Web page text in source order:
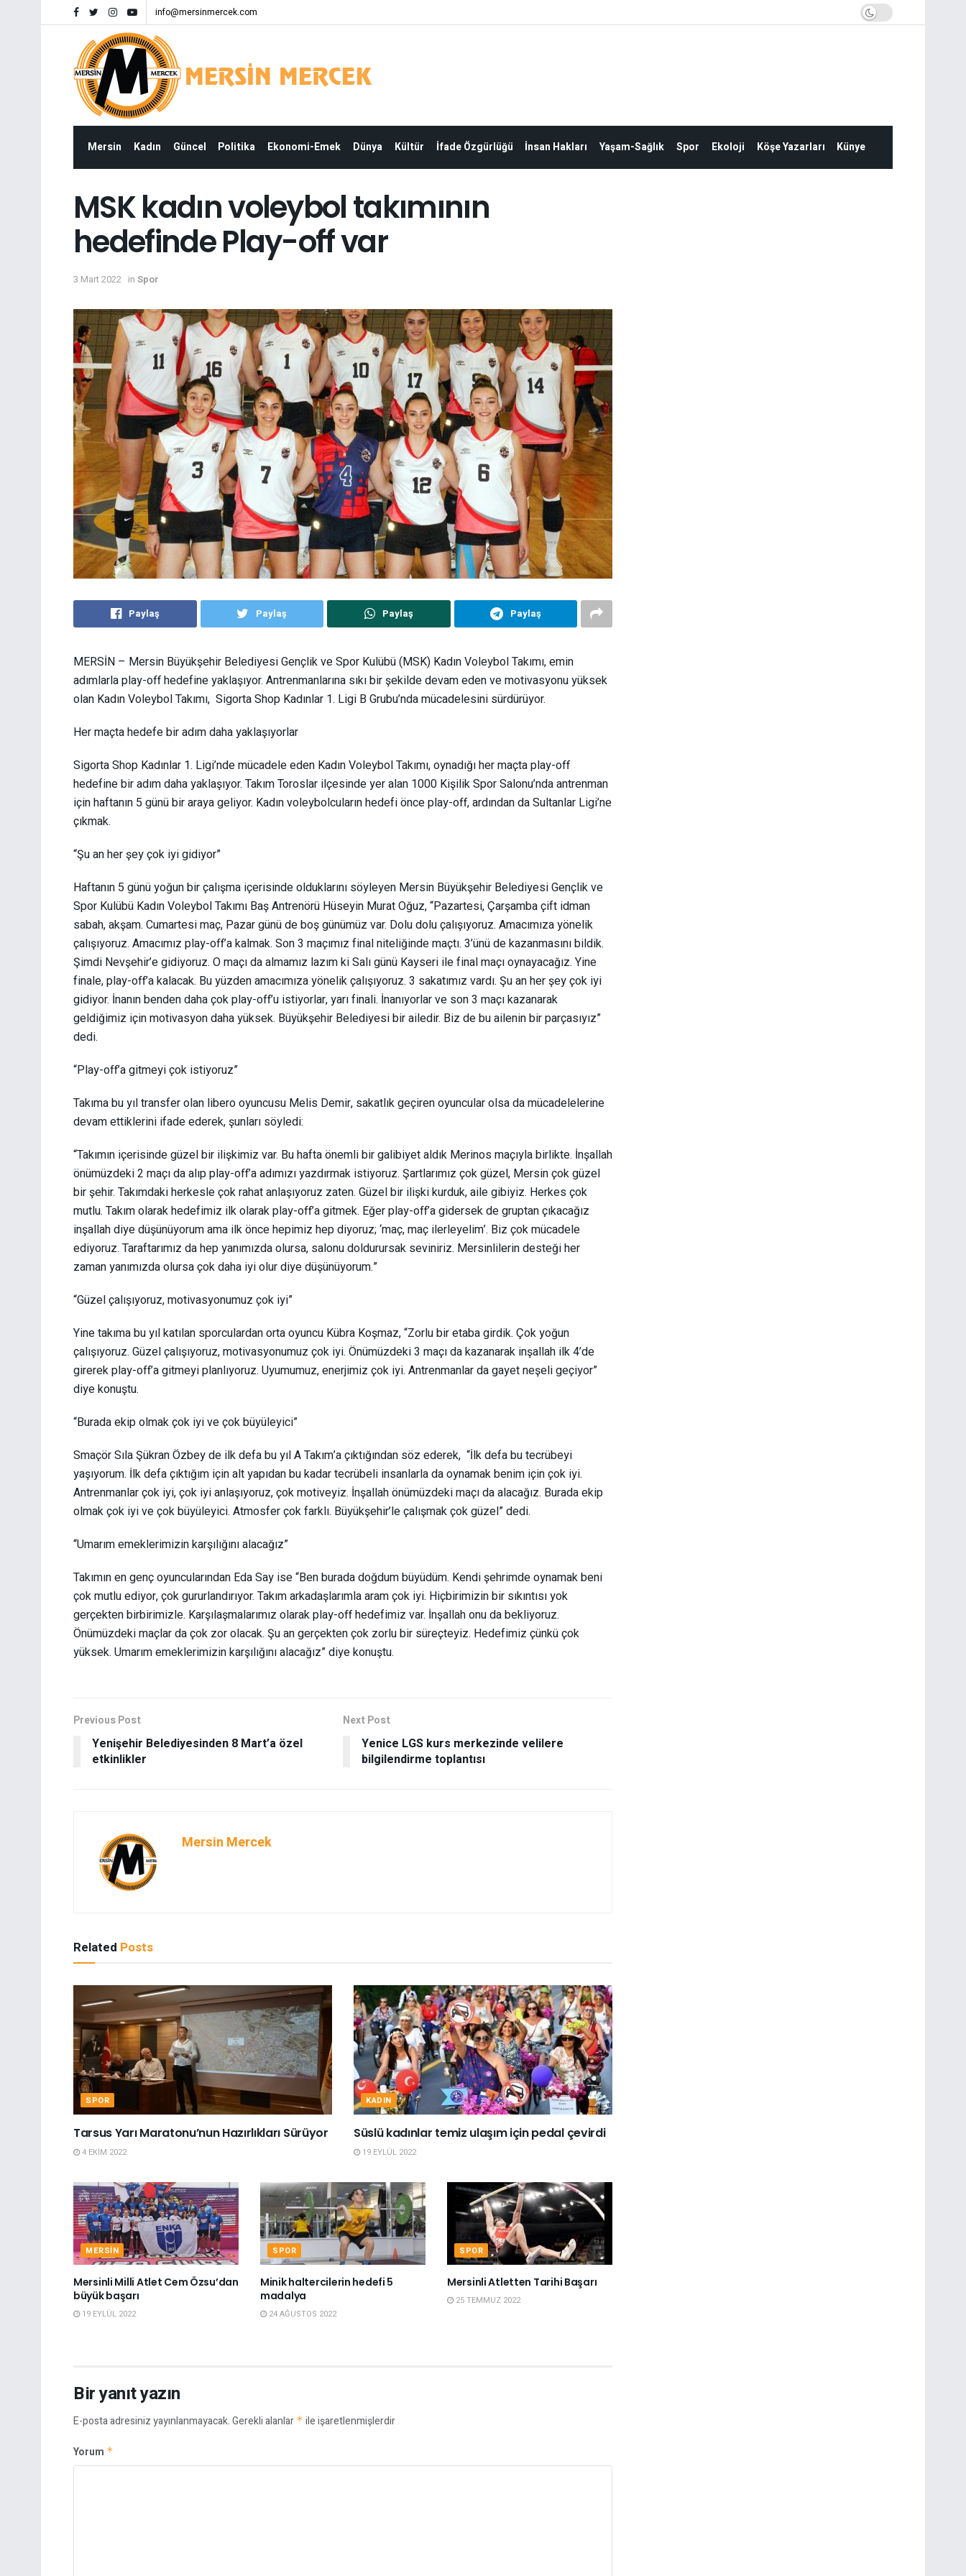
info@mersinmercek.com
Mersin Kadın Güncel Politika Ekonomi-Emek Dünya Kültür İfade Özgürlüğü İnsan Hakları Yaşam-Sağlık Spor Ekoloji Köşe Yazarları Künye
MSK kadın voleybol takımının
hedefinde Play-off var
3 Mart 2022 in Spor
Paylaş Paylaş Paylaş Paylaş
MERSİN – Mersin Büyükşehir Belediyesi Gençlik ve Spor Kulübü (MSK) Kadın Voleybol Takımı, emin
adımlarla play-off hedefine yaklaşıyor. Antrenmanlarına sıkı bir şekilde devam eden ve motivasyonu yüksek
olan Kadın Voleybol Takımı, Sigorta Shop Kadınlar 1. Ligi B Grubu’nda mücadelesini sürdürüyor.
Her maçta hedefe bir adım daha yaklaşıyorlar
Sigorta Shop Kadınlar 1. Ligi’nde mücadele eden Kadın Voleybol Takımı, oynadığı her maçta play-off
hedefine bir adım daha yaklaşıyor. Takım Toroslar ilçesinde yer alan 1000 Kişilik Spor Salonu’nda antrenman
için haftanın 5 günü bir araya geliyor. Kadın voleybolcuların hedefi önce play-off, ardından da Sultanlar Ligi’ne
çıkmak.
“Şu an her şey çok iyi gidiyor”
Haftanın 5 günü yoğun bir çalışma içerisinde olduklarını söyleyen Mersin Büyükşehir Belediyesi Gençlik ve
Spor Kulübü Kadın Voleybol Takımı Baş Antrenörü Hüseyin Murat Oğuz, “Pazartesi, Çarşamba çift idman
sabah, akşam. Cumartesi maç, Pazar günü de boş günümüz var. Dolu dolu çalışıyoruz. Amacımıza yönelik
çalışıyoruz. Amacımız play-off’a kalmak. Son 3 maçımız final niteliğinde maçtı. 3’ünü de kazanmasını bildik.
Şimdi Nevşehir’e gidiyoruz. O maçı da almamız lazım ki Salı günü Kayseri ile final maçı oynayacağız. Yine
finale, play-off’a kalacak. Bu yüzden amacımıza yönelik çalışıyoruz. 3 sakatımız vardı. Şu an her şey çok iyi
gidiyor. İnanın benden daha çok play-off’u istiyorlar, yarı finali. İnanıyorlar ve son 3 maçı kazanarak
geldiğimiz için motivasyon daha yüksek. Büyükşehir Belediyesi bir ailedir. Biz de bu ailenin bir parçasıyız”
dedi.
“Play-off’a gitmeyi çok istiyoruz”
Takıma bu yıl transfer olan libero oyuncusu Melis Demir, sakatlık geçiren oyuncular olsa da mücadelelerine
devam ettiklerini ifade ederek, şunları söyledi:
“Takımın içerisinde güzel bir ilişkimiz var. Bu hafta önemli bir galibiyet aldık Merinos maçıyla birlikte. İnşallah
önümüzdeki 2 maçı da alıp play-off’a adımızı yazdırmak istiyoruz. Şartlarımız çok güzel, Mersin çok güzel
bir şehir. Takımdaki herkesle çok rahat anlaşıyoruz zaten. Güzel bir ilişki kurduk, aile gibiyiz. Herkes çok
mutlu. Takım olarak hedefimiz ilk olarak play-off’a gitmek. Eğer play-off’a gidersek de gruptan çıkacağız
inşallah diye düşünüyorum ama ilk önce hepimiz hep diyoruz; ‘maç, maç ilerleyelim’. Biz çok mücadele
ediyoruz. Taraftarımız da hep yanımızda olursa, salonu doldurursak seviniriz. Mersinlilerin desteği her
zaman yanımızda olursa çok daha iyi olur diye düşünüyorum.”
“Güzel çalışıyoruz, motivasyonumuz çok iyi”
Yine takıma bu yıl katılan sporculardan orta oyuncu Kübra Koşmaz, “Zorlu bir etaba girdik. Çok yoğun
çalışıyoruz. Güzel çalışıyoruz, motivasyonumuz çok iyi. Önümüzdeki 3 maçı da kazanarak inşallah ilk 4’de
girerek play-off’a gitmeyi planlıyoruz. Uyumumuz, enerjimiz çok iyi. Antrenmanlar da gayet neşeli geçiyor”
diye konuştu.
“Burada ekip olmak çok iyi ve çok büyüleyici”
Smaçör Sıla Şükran Özbey de ilk defa bu yıl A Takım’a çıktığından söz ederek, “İlk defa bu tecrübeyi
yaşıyorum. İlk defa çıktığım için alt yapıdan bu kadar tecrübeli insanlarla da oynamak benim için çok iyi.
Antrenmanlar çok iyi, çok iyi anlaşıyoruz, çok motiveyiz. İnşallah önümüzdeki maçı da alacağız. Burada ekip
olmak çok iyi ve çok büyüleyici. Atmosfer çok farklı. Büyükşehir’le çalışmak çok güzel” dedi.
“Umarım emeklerimizin karşılığını alacağız”
Takımın en genç oyuncularından Eda Say ise “Ben burada doğdum büyüdüm. Kendi şehrimde oynamak beni
çok mutlu ediyor, çok gururlandırıyor. Takım arkadaşlarımla aram çok iyi. Hiçbirimizin bir sıkıntısı yok
gerçekten birbirimizle. Karşılaşmalarımız olarak play-off hedefimiz var. İnşallah onu da bekliyoruz.
Önümüzdeki maçlar da çok zor olacak. Şu an gerçekten çok zorlu bir süreçteyiz. Hedefimiz çünkü çok
yüksek. Umarım emeklerimizin karşılığını alacağız” diye konuştu.
Previous Post
Yenişehir Belediyesinden 8 Mart’a özel
etkinlikler
Next Post
Yenice LGS kurs merkezinde velilere
bilgilendirme toplantısı
Mersin Mercek
Related Posts
SPOR
Tarsus Yarı Maratonu’nun Hazırlıkları Sürüyor
4 EKIM 2022
KADIN
Süslü kadınlar temiz ulaşım için pedal çevirdi
19 EYLÜL 2022
MERSIN
Mersinli Milli Atlet Cem Özsu’dan
büyük başarı
19 EYLÜL 2022
SPOR
Minik haltercilerin hedefi 5
madalya
24 AĞUSTOS 2022
SPOR
Mersinli Atletten Tarihi Başarı
25 TEMMUZ 2022
Bir yanıt yazın
E-posta adresiniz yayınlanmayacak.Gerekli alanlar * ile işaretlenmişlerdir
Yorum *